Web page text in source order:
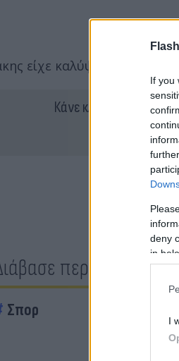
If you
deny
in
I
είχε καλύψει και άλλη
Κάνε κλικ και δες
περισσότερα
Σπορ